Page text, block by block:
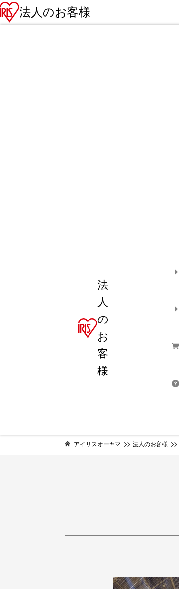
法人のお客様
法
人
の
お
客
様
アイリスオーヤマ 法人のお客様